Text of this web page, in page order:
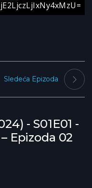
- S01E01 -
Epizoda 02
Sledeća Epizoda